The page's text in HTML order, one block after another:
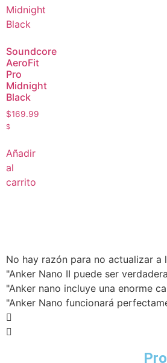
Soundcore
AeroFit
Pro
Midnight
Black
$169.99
$
Añadir
al
carrito
No hay razón para no actualizar a
"Anker Nano II puede ser
"Anker nano incluye una enorme
"Anker Nano funcionará